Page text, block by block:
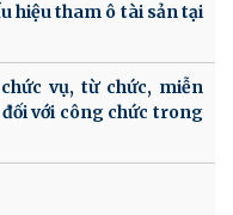
hiệu tham ô tài sản tại
vụ, từ chức, miễn
với công chức trong